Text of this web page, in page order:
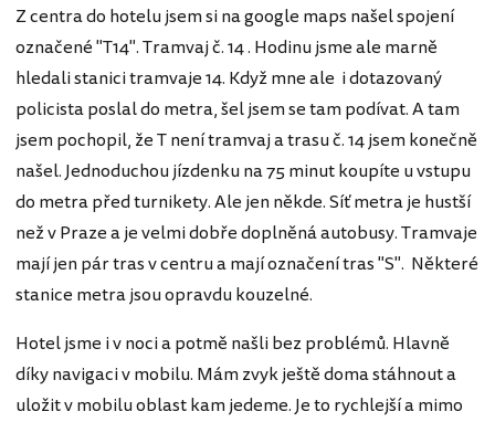
Z centra do hotelu jsem si na google maps našel spojení
označené "T14". Tramvaj č. 14 . Hodinu jsme ale marně
hledali stanici tramvaje 14. Když mne ale i dotazovaný
policista poslal do metra, šel jsem se tam podívat. A tam
jsem pochopil, že T není tramvaj a trasu č. 14 jsem konečně
našel. Jednoduchou jízdenku na 75 minut koupíte u vstupu
do metra před turnikety. Ale jen někde. Síť metra je hustší
než v Praze a je velmi dobře doplněná autobusy. Tramvaje
mají jen pár tras v centru a mají označení tras "S". Některé
stanice metra jsou opravdu kouzelné.
Hotel jsme i v noci a potmě našli bez problémů. Hlavně
díky navigaci v mobilu. Mám zvyk ještě doma stáhnout a
uložit v mobilu oblast kam jedeme. Je to rychlejší a mimo